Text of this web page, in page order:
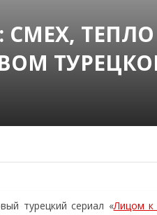
турецкий сериал «Лицом к